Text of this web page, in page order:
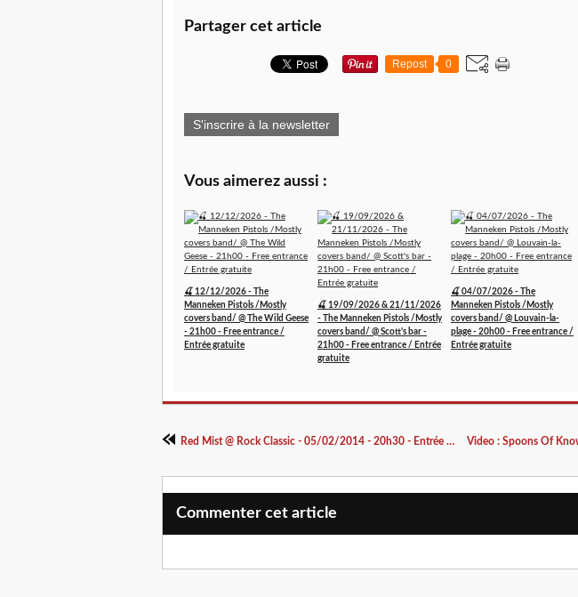
Partager cet article
Repost 0
S'inscrire à la newsletter
Vous aimerez aussi :
🍒 12/12/2026 - The
Manneken Pistols /Mostly
covers band/ @ The Wild Geese
- 21h00 - Free entrance /
Entrée gratuite
🍒 19/09/2026 & 21/11/2026
- The Manneken Pistols /Mostly
covers band/ @ Scott's bar -
21h00 - Free entrance / Entrée
gratuite
🍒 04/07/2026 - The
Manneken Pistols /Mostly
covers band/ @ Louvain-la-
plage - 20h00 - Free entrance /
Entrée gratuite
Red Mist @ Rock Classic - 05/02/2014 - 20h30 - Entrée gratuite !
Commenter cet article